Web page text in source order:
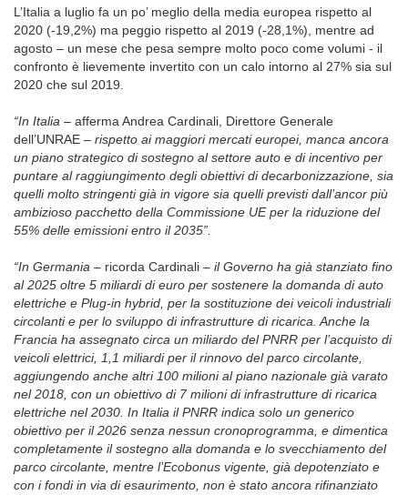
L’Italia a luglio fa un po’ meglio della media europea rispetto al
2020 (-19,2%) ma peggio rispetto al 2019 (-28,1%), mentre ad
agosto – un mese che pesa sempre molto poco come volumi - il
confronto è lievemente invertito con un calo intorno al 27% sia sul
2020 che sul 2019.
“In Italia – afferma Andrea Cardinali, Direttore Generale
dell’UNRAE – rispetto ai maggiori mercati europei, manca ancora
un piano strategico di sostegno al settore auto e di incentivo per
puntare al raggiungimento degli obiettivi di decarbonizzazione, sia
quelli molto stringenti già in vigore sia quelli previsti dall’ancor più
ambizioso pacchetto della Commissione UE per la riduzione del
55% delle emissioni entro il 2035”.
“In Germania – ricorda Cardinali – il Governo ha già stanziato fino
al 2025 oltre 5 miliardi di euro per sostenere la domanda di auto
elettriche e Plug-in hybrid, per la sostituzione dei veicoli industriali
circolanti e per lo sviluppo di infrastrutture di ricarica. Anche la
Francia ha assegnato circa un miliardo del PNRR per l’acquisto di
veicoli elettrici, 1,1 miliardi per il rinnovo del parco circolante,
aggiungendo anche altri 100 milioni al piano nazionale già varato
nel 2018, con un obiettivo di 7 milioni di infrastrutture di ricarica
elettriche nel 2030. In Italia il PNRR indica solo un generico
obiettivo per il 2026 senza nessun cronoprogramma, e dimentica
completamente il sostegno alla domanda e lo svecchiamento del
parco circolante, mentre l’Ecobonus vigente, già depotenziato e
con i fondi in via di esaurimento, non è stato ancora rifinanziato